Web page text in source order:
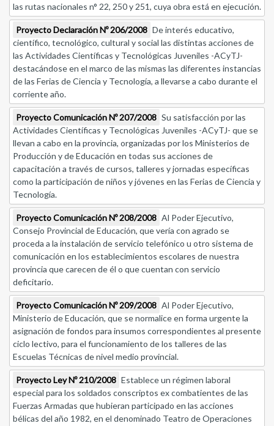
las rutas nacionales n° 22, 250 y 251, cuya obra está en ejecución.
Proyecto Declaración Nº 206/2008 De interés educativo,
científico, tecnológico, cultural y social las distintas acciones de
las Actividades Científicas y Tecnológicas Juveniles -ACyTJ-
destacándose en el marco de las mismas las diferentes instancias
de las Ferias de Ciencia y Tecnología, a llevarse a cabo durante el
corriente año.
Proyecto Comunicación Nº 207/2008 Su satisfacción por las
Actividades Científicas y Tecnológicas Juveniles -ACyTJ- que se
llevan a cabo en la provincia, organizadas por los Ministerios de
Producción y de Educación en todas sus acciones de
capacitación a través de cursos, talleres y jornadas específicas
como la participación de niños y jóvenes en las Ferias de Ciencia y
Tecnología.
Proyecto Comunicación Nº 208/2008 Al Poder Ejecutivo,
Consejo Provincial de Educación, que vería con agrado se
proceda a la instalación de servicio telefónico u otro sistema de
comunicación en los establecimientos escolares de nuestra
provincia que carecen de él o que cuentan con servicio
deficitario.
Proyecto Comunicación Nº 209/2008 Al Poder Ejecutivo,
Ministerio de Educación, que se normalice en forma urgente la
asignación de fondos para insumos correspondientes al presente
ciclo lectivo, para el funcionamiento de los talleres de las
Escuelas Técnicas de nivel medio provincial.
Proyecto Ley Nº 210/2008 Establece un régimen laboral
especial para los soldados conscriptos ex combatientes de las
Fuerzas Armadas que hubieran participado en las acciones
bélicas del año 1982, en el denominado Teatro de Operaciones